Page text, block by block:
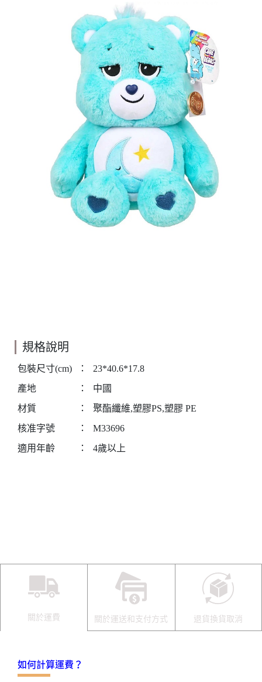
規格說明
包裝尺寸(cm) ：
23*40.6*17.8
產地
：
中國
材質
：
聚酯纖維,塑膠PS,塑膠 PE
核准字號
：
M33696
適用年齡
： 4歲以上
關於運費 關於運送和支付方式 退貨換貨取消
如何計算運費？